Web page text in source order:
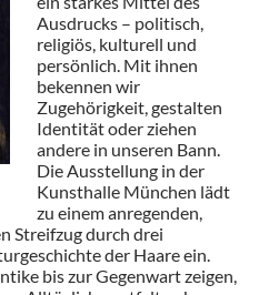
Ausdrucks – politisch,
religiös, kulturell und
persönlich. Mit ihnen
bekennen wir
Zugehörigkeit, gestalten
Identität oder ziehen
andere in unseren Bann.
Die Ausstellung in der
Kunsthalle München lädt
zu einem anregenden,
Streifzug durch drei
der Haare ein.
bis zur Gegenwart zeigen,